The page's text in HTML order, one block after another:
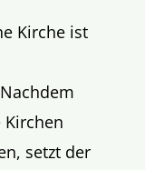
Kirche ist
Kirchen
setzt der